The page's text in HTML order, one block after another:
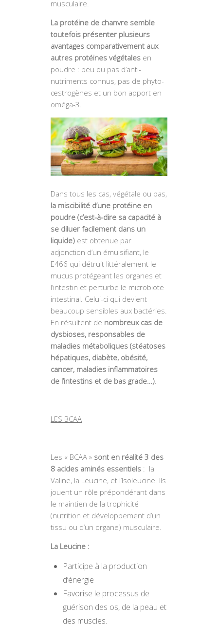
musculaire.
La protéine de chanvre semble
toutefois présenter plusieurs
avantages comparativement aux
autres protéines végétales en
poudre : peu ou pas d’anti-
nutriments connus, pas de phyto-
œstrogènes et un bon apport en
oméga-3.
Dans tous les cas, végétale ou pas,
la miscibilité d’une protéine en
poudre (c’est-à-dire sa capacité à
se diluer facilement dans un
liquide) est obtenue par
adjonction d’un émulsifiant, le
E466 qui détruit littéralement le
mucus protégeant les organes et
l’intestin et perturbe le microbiote
intestinal. Celui-ci qui devient
beaucoup sensibles aux bactéries.
En résultent de nombreux cas de
dysbioses, responsables de
maladies métaboliques (stéatoses
hépatiques, diabète, obésité,
cancer, maladies inflammatoires
de l’intestins et de bas grade…).
LES BCAA
Les « BCAA » sont en réalité 3 des
8 acides aminés essentiels : la
Valine, la Leucine, et l’Isoleucine. Ils
jouent un rôle prépondérant dans
le maintien de la trophicité
(nutrition et développement d’un
tissu ou d’un organe) musculaire.
La Leucine :
Participe à la production
d’énergie
Favorise le processus de
guérison des os, de la peau et
des muscles.